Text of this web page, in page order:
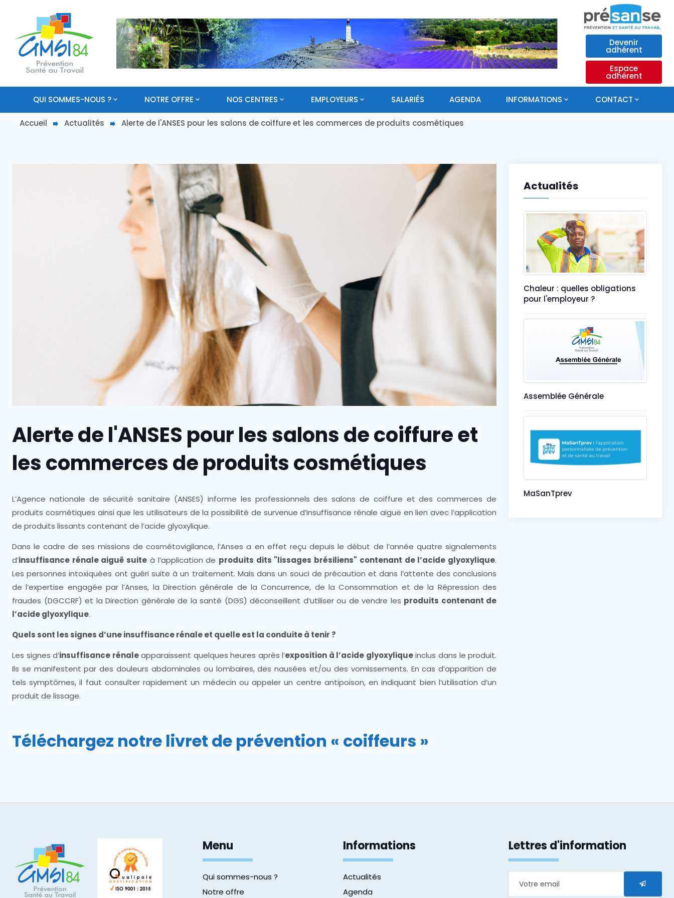
Devenir
adhérent
Espace
adhérent
QUI SOMMES-NOUS ? NOTRE OFFRE NOS CENTRES EMPLOYEURS SALARIÉS AGENDA INFORMATIONS CONTACT
Accueil Actualités Alerte de l'ANSES pour les salons de coiffure et les commerces de produits cosmétiques
Alerte de l'ANSES pour les salons de coiffure et
les commerces de produits cosmétiques
L’Agence nationale de sécurité sanitaire (ANSES) informe les professionnels des salons de coiffure et des commerces de
produits cosmétiques ainsi que les utilisateurs de la possibilité de survenue d’insuffisance rénale aiguë en lien avec l’application
de produits lissants contenant de l’acide glyoxylique.
Dans le cadre de ses missions de cosmétovigilance, l’Anses a en effet reçu depuis le début de l’année quatre signalements
d’insuffisance rénale aiguë suite à l’application de produits dits "lissages brésiliens" contenant de l’acide glyoxylique.
Les personnes intoxiquées ont guéri suite à un traitement. Mais dans un souci de précaution et dans l’attente des conclusions
de l’expertise engagée par l’Anses, la Direction générale de la Concurrence, de la Consommation et de la Répression des
fraudes (DGCCRF) et la Direction générale de la santé (DGS) déconseillent d’utiliser ou de vendre les produits contenant de
l’acide glyoxylique.
Quels sont les signes d’une insuffisance rénale et quelle est la conduite à tenir ?
Les signes d’insuffisance rénaleapparaissent quelques heures après l’exposition à l’acide glyoxyliqueinclus dans le produit.
Ils se manifestent par des douleurs abdominales ou lombaires, des nausées et/ou des vomissements. En cas d’apparition de
tels symptômes, il faut consulter rapidement un médecin ou appeler un centre antipoison, en indiquant bien l’utilisation d’un
produit de lissage.
Téléchargez notre livret de prévention « coiffeurs »
Actualités
Chaleur : quelles obligations
pour l'employeur ?
Assemblée Générale
MaSanTprev
Menu
Qui sommes-nous ?
Notre offre
Informations
Actualités
Agenda
Lettres d'information